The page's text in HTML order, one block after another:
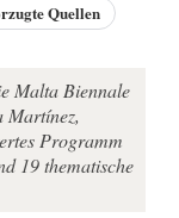
Quellen
Malta Biennale
Martínez,
Programm
19 thematische